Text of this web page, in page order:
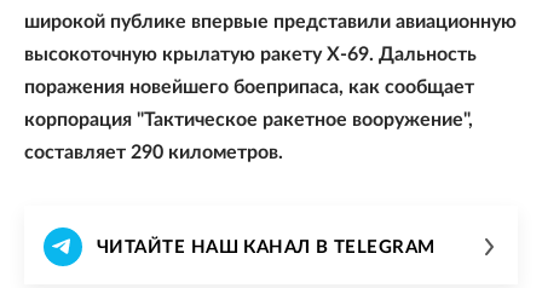
широкой публике впервые представили авиационную
высокоточную крылатую ракету Х-69. Дальность
поражения новейшего боеприпаса, как сообщает
корпорация "Тактическое ракетное вооружение",
составляет 290 километров.
ЧИТАЙТЕ НАШ КАНАЛ В TELEGRAM